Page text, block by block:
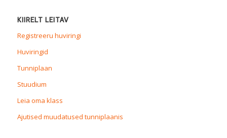
KIIRELT LEITAV
Registreeru huviringi
Huviringid
Tunniplaan
Stuudium
Leia oma klass
Ajutised muudatused tunniplaanis